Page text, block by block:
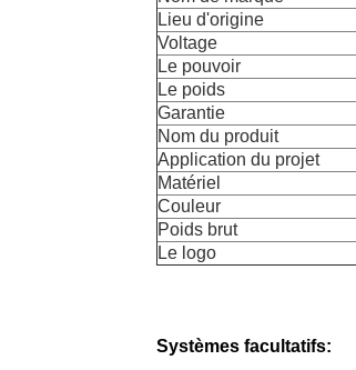
Lieu d'origine
Voltage
Le pouvoir
Le poids
Garantie
Nom du produit
Application du projet
Matériel
Couleur
Poids brut
Le logo
Systèmes facultatifs: